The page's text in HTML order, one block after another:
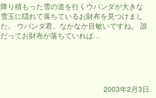
降り積もった雪の道を行くウパンダが大きな
雪玉に隠れて落ちているお財布を見つけまし
た。 ウパンダ君、なかなか目敏いですね。 誰
だってお財布が落ちていれば…
2003年2月3日